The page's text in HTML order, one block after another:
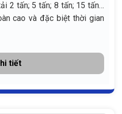
2 tấn; 5 tấn; 8 tấn; 15 tấn…
cao và đặc biệt thời gian
tiết